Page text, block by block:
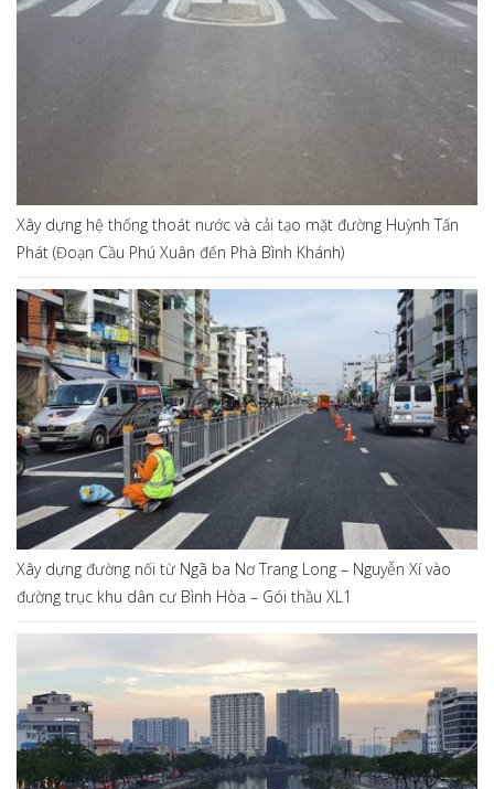
Xây dựng hệ thống thoát nước và cải tạo mặt đường Huỳnh Tấn
Phát (Đoạn Cầu Phú Xuân đến Phà Bình Khánh)
Xây dựng đường nối từ Ngã ba Nơ Trang Long – Nguyễn Xí vào
đường trục khu dân cư Bình Hòa – Gói thầu XL1